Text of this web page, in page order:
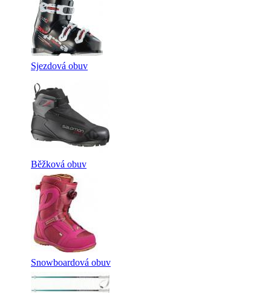
Sjezdová obuv
Běžková obuv
Snowboardová obuv